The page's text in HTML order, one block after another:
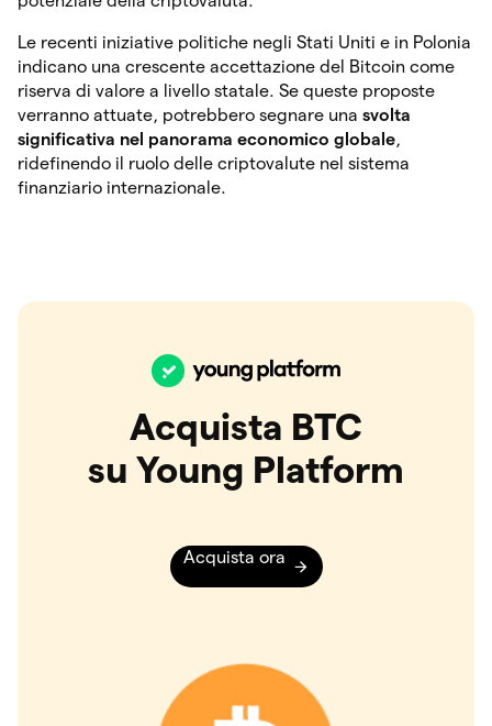
Le recenti iniziative politiche negli Stati Uniti e in Polonia
indicano una crescente accettazione del Bitcoin come
riserva di valore a livello statale. Se queste proposte
verranno attuate, potrebbero segnare una svolta
significativa nel panorama economico globale,
ridefinendo il ruolo delle criptovalute nel sistema
finanziario internazionale.
Acquista BTC
su Young Platform
Acquista ora